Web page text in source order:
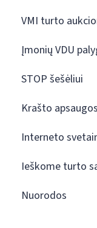
VMI turto
Įmonių VDU
STOP šešėliui
Krašto
Interneto
Ieškome turto
Nuorodos